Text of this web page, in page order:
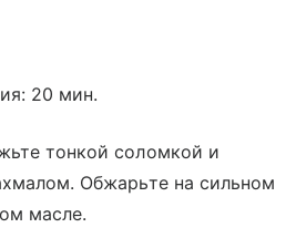
20 мин.
тонкой соломкой и
Обжарьте на сильном
масле.